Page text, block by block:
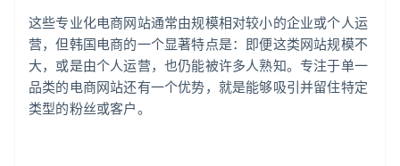
这些专业化电商网站通常由规模相对较小的企业或个人运
营，但韩国电商的一个显著特点是：即便这类网站规模不
大，或是由个人运营，也仍能被许多人熟知。专注于单一
品类的电商网站还有一个优势，就是能够吸引并留住特定
类型的粉丝或客户。